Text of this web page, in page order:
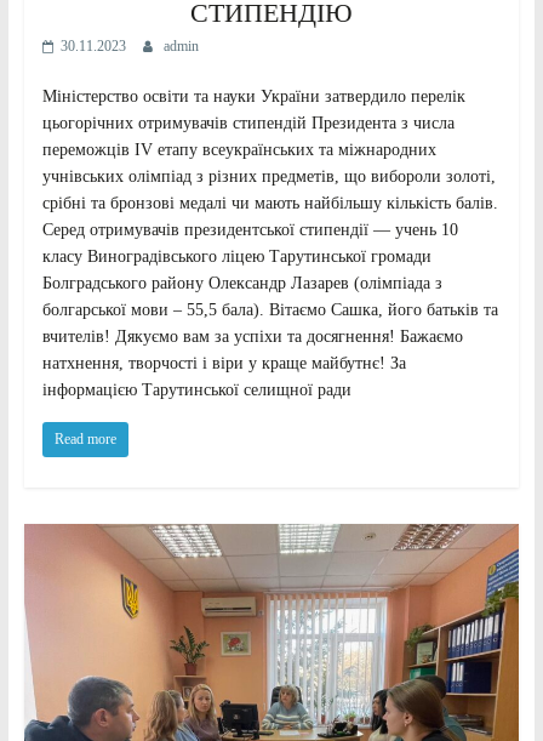
СТИПЕНДІЮ
30.11.2023 admin
Міністерство освіти та науки України затвердило перелік
цьогорічних отримувачів стипендій Президента з числа
переможців ІV етапу всеукраїнських та міжнародних
учнівських олімпіад з різних предметів, що вибороли золоті,
срібні та бронзові медалі чи мають найбільшу кількість балів.
Серед отримувачів президентської стипендії — учень 10
класу Виноградівського ліцею Тарутинської громади
Болградського району Олександр Лазарев (олімпіада з
болгарської мови – 55,5 бала). Вітаємо Сашка, його батьків та
вчителів! Дякуємо вам за успіхи та досягнення! Бажаємо
натхнення, творчості і віри у краще майбутнє! За
інформацією Тарутинської селищної ради
Read more